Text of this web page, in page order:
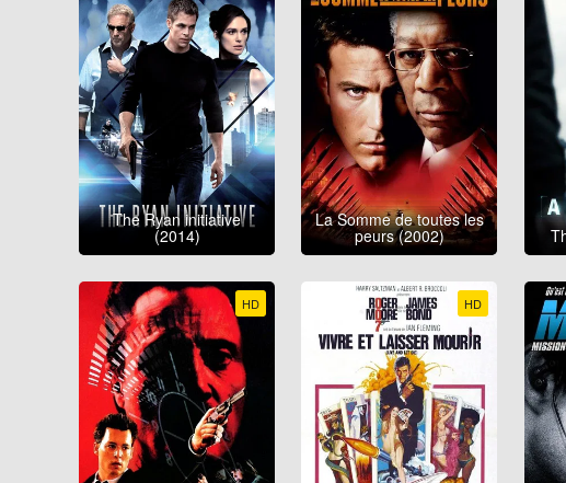
The Ryan initiative
(2014)
La Somme de toutes les
peurs (2002)
HD HD